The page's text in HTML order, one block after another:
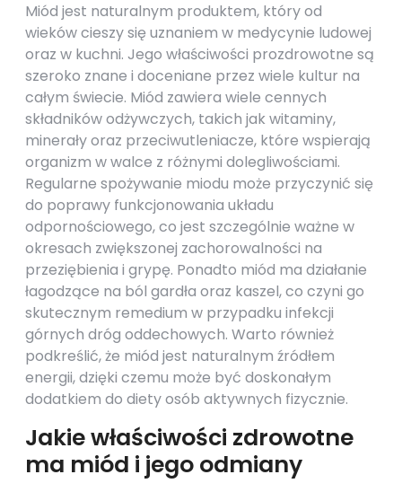
Miód jest naturalnym produktem, który od
wieków cieszy się uznaniem w medycynie ludowej
oraz w kuchni. Jego właściwości prozdrowotne są
szeroko znane i doceniane przez wiele kultur na
całym świecie. Miód zawiera wiele cennych
składników odżywczych, takich jak witaminy,
minerały oraz przeciwutleniacze, które wspierają
organizm w walce z różnymi dolegliwościami.
Regularne spożywanie miodu może przyczynić się
do poprawy funkcjonowania układu
odpornościowego, co jest szczególnie ważne w
okresach zwiększonej zachorowalności na
przeziębienia i grypę. Ponadto miód ma działanie
łagodzące na ból gardła oraz kaszel, co czyni go
skutecznym remedium w przypadku infekcji
górnych dróg oddechowych. Warto również
podkreślić, że miód jest naturalnym źródłem
energii, dzięki czemu może być doskonałym
dodatkiem do diety osób aktywnych fizycznie.
Jakie właściwości zdrowotne
ma miód i jego odmiany